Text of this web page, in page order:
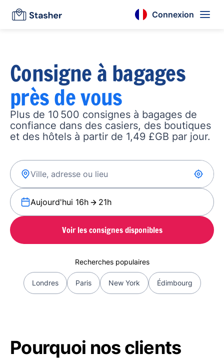
Connexion
Consigne à bagages
près de vous
Plus de 10 500 consignes à bagages de
confiance dans des casiers, des boutiques
et des hôtels à partir de 1,49 £GB par jour.
Aujourd'hui 16h 21h
Voir les consignes disponibles
Recherches populaires
Londres Paris New York Édimbourg
Pourquoi nos clients